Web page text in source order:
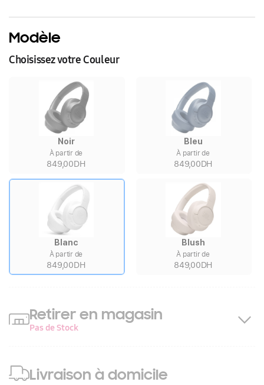
Modèle
Choisissez votre Couleur
Noir
À partir de
849,00DH
Bleu
À partir de
849,00DH
Blanc
À partir de
849,00DH
Blush
À partir de
849,00DH
Retirer en magasin
Pas de Stock
Livraison à domicile